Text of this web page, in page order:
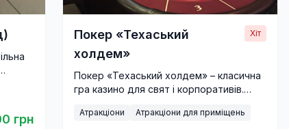
грн
Покер «Техаський
холдем»
Хіт
Покер «Техаський холдем» – класична
гра казино для свят і корпоративів.
та круп’є.
Атракціони Атракціони для приміщень